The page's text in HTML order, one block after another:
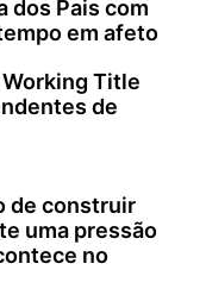
dos Pais com
em afeto
Title
de
de construir
uma pressão
no